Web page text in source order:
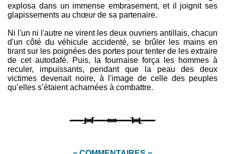
explosa dans un immense embrasement, et il joignit ses
glapissements au chœur de sa partenaire.
Ni l'un ni l'autre ne virent les deux ouvriers antillais, chacun
d'un côté du véhicule accidenté, se brûler les mains en
tirant sur les poignées des portes pour tenter de les extraire
de cet autodafé. Puis, la fournaise força les hommes à
reculer, impuissants, pendant que la peau des deux
victimes devenait noire, à l'image de celle des peuples
qu’elles s’étaient acharnées à combattre.